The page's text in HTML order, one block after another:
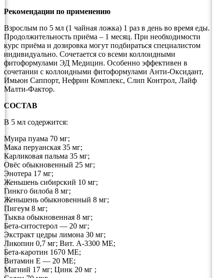
Рекомендации по применению
Взрослым по 5 мл (1 чайная ложка) 1 раз в день во время еды.
Продолжительность приёма – 1 месяц. При необходимости
курс приёма и дозировка могут подбираться специалистом
индивидуально. Сочетается со всеми коллоидными
фитоформулами ЭД Медицин. Особенно эффективен в
сочетании с коллоидными фитоформулами Анти-Оксидант,
Имьюн Саппорт, Нефрин Комплекс, Слип Контрол, Лайф
Малти-Фактор.
СОСТАВ
В 5 мл содержится:
Муира пуама 70 мг;
Мака перуанская 35 мг;
Карликовая пальма 35 мг;
Овёс обыкновенный 25 мг;
Энотера 17 мг;
Женьшень сибирский 10 мг;
Гинкго билоба 8 мг;
Женьшень обыкновенный 8 мг;
Пигеум 8 мг;
Тыква обыкновенная 8 мг;
Бета-ситостерол — 20 мг;
Экстракт цедры лимона 30 мг;
Ликопин 0,7 мг; Вит. А-3300 МЕ;
Бета-каротин 1670 МЕ;
Витамин Е — 20 МЕ;
Магний 17 мг; Цинк 20 мг ;